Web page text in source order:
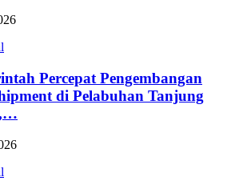
Percepat Pengembangan
di Pelabuhan Tanjung